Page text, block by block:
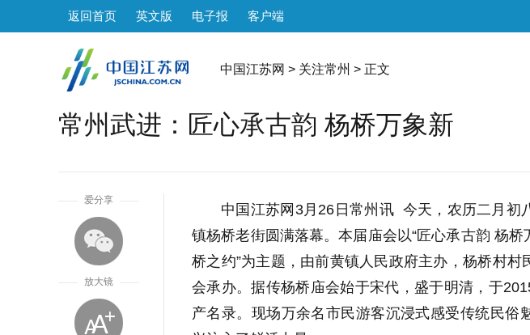
返回首页 英文版 电子报 客户端
中国江苏网 > 关注常州 > 正文
常州武进：匠心承古韵 杨桥万象新
爱分享
放大镜
中国江苏网3月26日常州讯 今天，农历二月初
镇杨桥老街圆满落幕。本届庙会以“匠心承古韵 杨
桥之约”为主题，由前黄镇人民政府主办，杨桥村
会承办。据传杨桥庙会始于宋代，盛于明清，于
产名录。现场万余名市民游客沉浸式感受传统民俗